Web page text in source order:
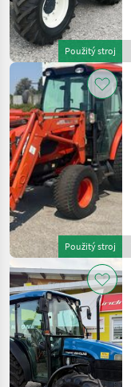
Použitý stroj
Použitý stroj